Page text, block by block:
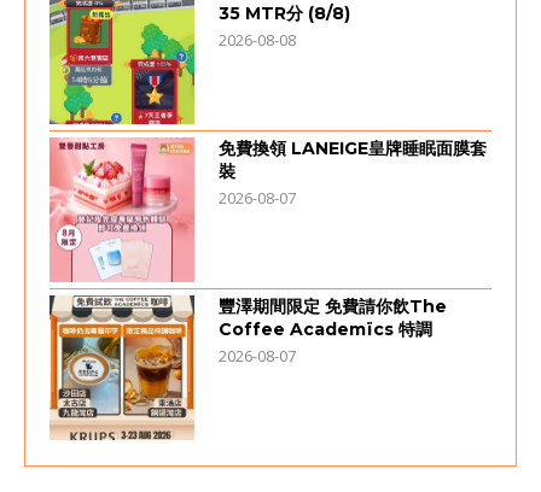
35 MTR分 (8/8)
2026-08-08
免費換領 LANEIGE皇牌睡眠面膜套
裝
2026-08-07
豐澤期間限定 免費請你飲The
Coffee Academïcs 特調
2026-08-07